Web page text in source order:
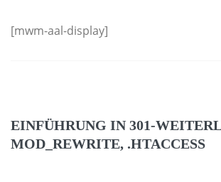
[mwm-aal-display]
EINFÜHRUNG IN 301-
MOD_REWRITE, .HTACCESS